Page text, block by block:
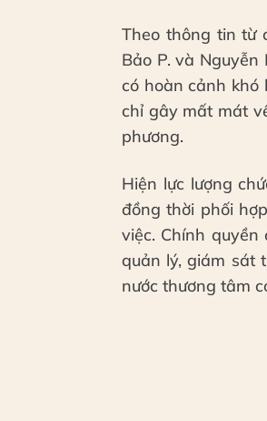
Theo thông tin từ
Bảo P. và
có hoàn cảnh khó
chỉ gây mất mát
phương.
Hiện lực lượng
đồng thời phối
việc. Chính
quản lý, giám sát
nước thương tâm